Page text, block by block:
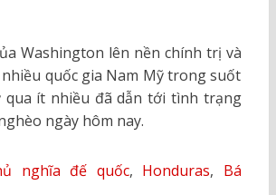
Washington lên nền chính trị và
quốc gia Nam Mỹ trong suốt
qua ít nhiều đã dẫn tới tình trạng
ngày hôm nay.
nghĩa đế quốc, Honduras, Bá